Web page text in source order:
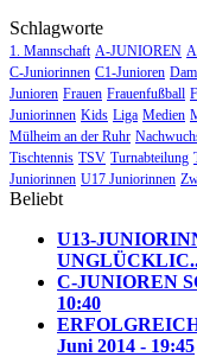
Schlagworte
1. Mannschaft A-JUNIOREN
C-Juniorinnen C1-Junioren
Junioren Frauen Frauenfußball
Juniorinnen Kids Liga Medien
Mülheim an der Ruhr
Tischtennis TSV Turnabteilung
Juniorinnen U17 Juniorinnen
Beliebt
U13-
C-JUNIOREN
10:40
Juni 2014 - 19:45